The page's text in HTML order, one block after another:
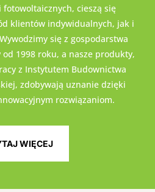
cieszą się
klientów indywidualnych, jak i
się z gospodarstwa
od 1998 roku, a nasze produkty,
z Instytutem Budownictwa
zdobywają uznanie dzięki
rozwiązaniom.
WIĘCEJ